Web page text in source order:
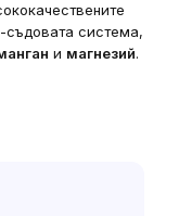
съдовата система,
и магнезий.